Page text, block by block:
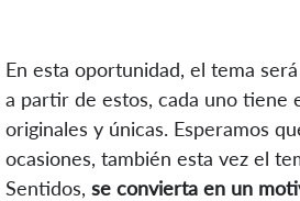
En esta oportunidad, el tema será
a partir de estos, cada uno tiene
originales y únicas. Esperamos
ocasiones, también esta vez el
Sentidos, se convierta en un